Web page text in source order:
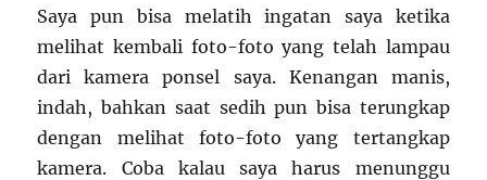
Saya pun bisa melatih ingatan saya ketika
melihat kembali foto-foto yang telah lampau
dari kamera ponsel saya. Kenangan manis,
indah, bahkan saat sedih pun bisa terungkap
dengan melihat foto-foto yang tertangkap
kamera. Coba kalau saya harus menunggu